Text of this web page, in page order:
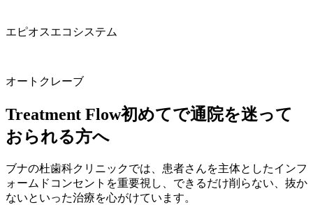
エピオスエコシステム
オートクレーブ
Treatment Flow初めてで通院を迷って
おられる方へ
ブナの杜歯科クリニックでは、患者さんを主体としたインフ
ォームドコンセントを重要視し、できるだけ削らない、抜か
ないといった治療を心がけています。